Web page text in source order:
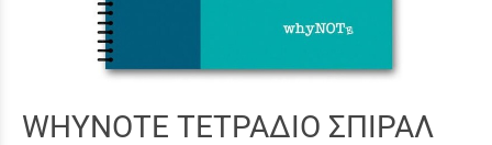
WHYNOTE ΤΕΤΡΑΔΙΟ ΣΠΙΡΑΛ